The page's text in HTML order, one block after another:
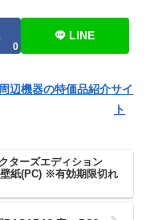
0
LINE
辺機器の特価品紹介サイ
ト
ターズエディション
紙(PC) ※有効期限切れ